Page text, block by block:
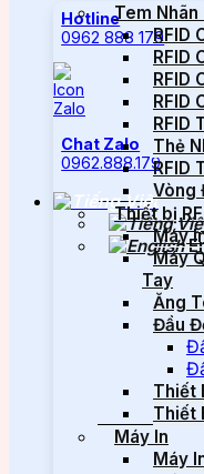
Hotline
0962 888 179
Chat Zalo
0962.888.179
Tem Nhãn
RFID
RFID
RFID
RFID
RFID
Thẻ
RFID
Vòng
Thiết bị
Máy
Máy
Tay
Ăng
Đầu
Thiết
Thiết
Máy In
Máy